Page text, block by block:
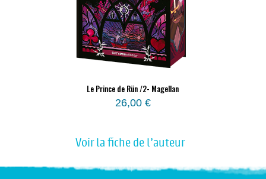
Le Prince de Rün /2- Magellan
26,00 €
Voir la fiche de l'auteur